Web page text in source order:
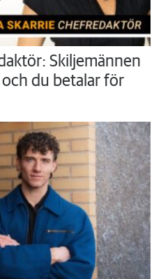
Skiljemännen
du betalar för